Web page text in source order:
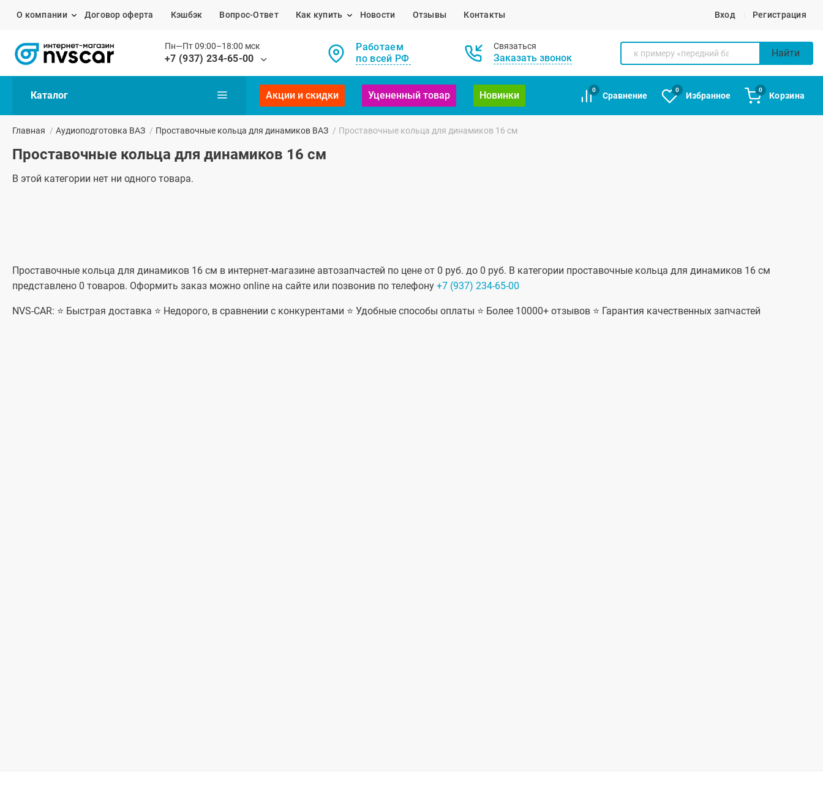
О компании Договор оферта Кэшбэк Вопрос-Ответ Как купить Новости Отзывы Контакты Вход Регистрация
Пн—Пт 09:00–18:00 мск
+7 (937) 234-65-00
Работаем
по всей РФ
Связаться
Заказать звонок Найти
Каталог Акции и скидки Уцененный товар Новинки
0
Сравнение
0
Избранное
0
Корзина
Главная / Аудиоподготовка ВАЗ / Проставочные кольца для динамиков ВАЗ / Проставочные кольца для динамиков 16 см
Проставочные кольца для динамиков 16 см
В этой категории нет ни одного товара.
Проставочные кольца для динамиков 16 см в интернет-магазине автозапчастей по цене от 0 руб. до 0 руб. В категории проставочные кольца для динамиков 16 см
представлено 0 товаров. Оформить заказ можно online на сайте или позвонив по телефону +7 (937) 234-65-00
NVS-CAR: ⭐ Быстрая доставка ⭐ Недорого, в сравнении с конкурентами ⭐ Удобные способы оплаты ⭐ Более 10000+ отзывов ⭐ Гарантия качественных запчастей